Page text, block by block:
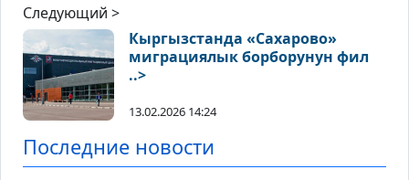
Следующий >
Кыргызстанда «Сахарово»
миграциялык борборунун фил
..>
13.02.2026 14:24
Последние новости